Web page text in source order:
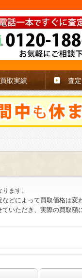
取実績 査
ます。
どによって買取価格は変
いただき、実際の買取額